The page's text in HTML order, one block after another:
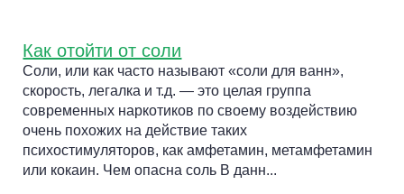
Как отойти от соли
Соли, или как часто называют «соли для ванн»,
скорость, легалка и т.д. — это целая группа
современных наркотиков по своему воздействию
очень похожих на действие таких
психостимуляторов, как амфетамин, метамфетамин
или кокаин. Чем опасна соль В данн...